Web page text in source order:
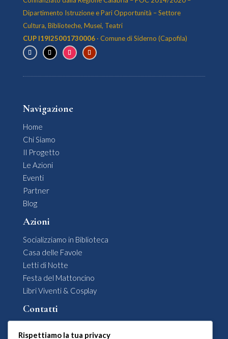
Dipartimento Istruzione e Pari Opportunità – Settore
Cultura, Biblioteche, Musei, Teatri
CUP I19I25001730006· Comune di Siderno (Capofila)
Navigazione
Home
Chi Siamo
Il Progetto
Le Azioni
Eventi
Partner
Blog
Azioni
Socializziamo in Biblioteca
Casa delle Favole
Letti di Notte
Festa del Mattoncino
Libri Viventi & Cosplay
Contatti
Rispettiamo la tua privacy